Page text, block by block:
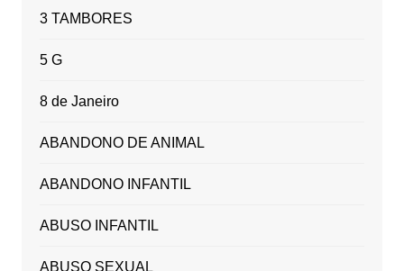
3 TAMBORES
5 G
8 de Janeiro
ABANDONO DE ANIMAL
ABANDONO INFANTIL
ABUSO INFANTIL
ABUSO SEXUAL